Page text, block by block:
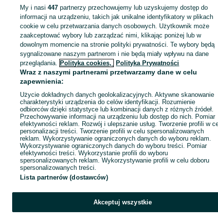
KATEGORIA
ID:1043693921 Wyświetlenia:
Zadzwoń / SMS Wyślij wiadomość
My i nasi447 partnerzy przechowujemy lub uzyskujemy dostęp do
informacji na urządzeniu, takich jak unikalne identyfikatory w plikach
cookie w celu przetwarzania danych osobowych. Użytkownik może
zaakceptować wybory lub zarządzać nimi, klikając poniżej lub w
dowolnym momencie na stronie polityki prywatności. Te wybory będą
sygnalizowane naszym partnerom i nie będą miały wpływu na dane
przeglądania. Polityka cookies, Polityka Prywatności
Wraz z naszymi partnerami przetwarzamy dane w celu
zapewnienia:
Użycie dokładnych danych geolokalizacyjnych. Aktywne skanowanie
charakterystyki urządzenia do celów identyfikacji. Rozumienie
odbiorców dzięki statystyce lub kombinacji danych z różnych źródeł.
Przechowywanie informacji na urządzeniu lub dostęp do nich. Pomiar
efektywności reklam. Rozwój i ulepszanie usług. Tworzenie profili w
personalizacji treści. Tworzenie profili w celu spersonalizowanych
reklam. Wykorzystywanie ograniczonych danych do wyboru reklam.
Wykorzystywanie ograniczonych danych do wyboru treści. Pomiar
efektywności treści. Wykorzystanie profili do wyboru
spersonalizowanych reklam. Wykorzystywanie profili w celu doboru
spersonalizowanych treści.
Lista partnerów (dostawców)
Akceptuj wszystkie